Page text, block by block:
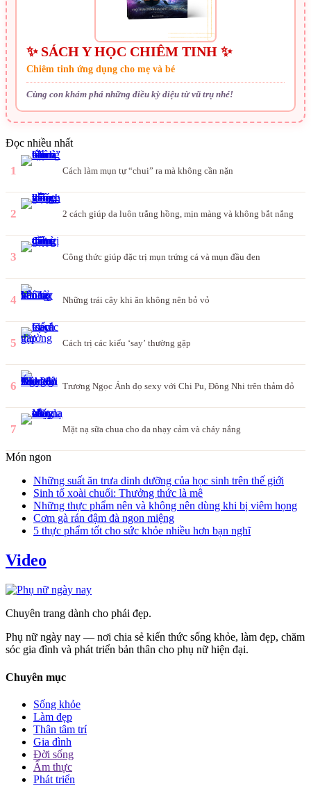
✨ SÁCH Y HỌC CHIÊM TINH ✨
Chiêm tinh ứng dụng cho mẹ và bé
Cùng con khám phá những điều kỳ diệu từ vũ trụ nhé!
Đọc nhiều nhất
1 Cách làm mụn tự “chui” ra mà không cần nặn
2 2 cách giúp da luôn trắng hồng, mịn màng và không bắt nắng
3 Công thức giúp đặc trị mụn trứng cá và mụn đầu đen
4 Những trái cây khi ăn không nên bỏ vỏ
5 Cách trị các kiểu ‘say’ thường gặp
6 Trương Ngọc Ánh đọ sexy với Chi Pu, Đông Nhi trên thảm đỏ
7 Mặt nạ sữa chua cho da nhạy cảm và cháy nắng
Món ngon
Những suất ăn trưa dinh dưỡng của học sinh trên thế giới
Sinh tố xoài chuối: Thưởng thức là mê
Những thực phẩm nên và không nên dùng khi bị viêm họng
Cơm gà rán đậm đà ngon miệng
5 thực phẩm tốt cho sức khỏe nhiều hơn bạn nghĩ
Video
Chuyên trang dành cho phái đẹp.
Phụ nữ ngày nay — nơi chia sẻ kiến thức sống khỏe, làm đẹp, chăm
sóc gia đình và phát triển bản thân cho phụ nữ hiện đại.
Chuyên mục
Sống khỏe
Làm đẹp
Thân tâm trí
Gia đình
Đời sống
Ẩm thực
Phát triển